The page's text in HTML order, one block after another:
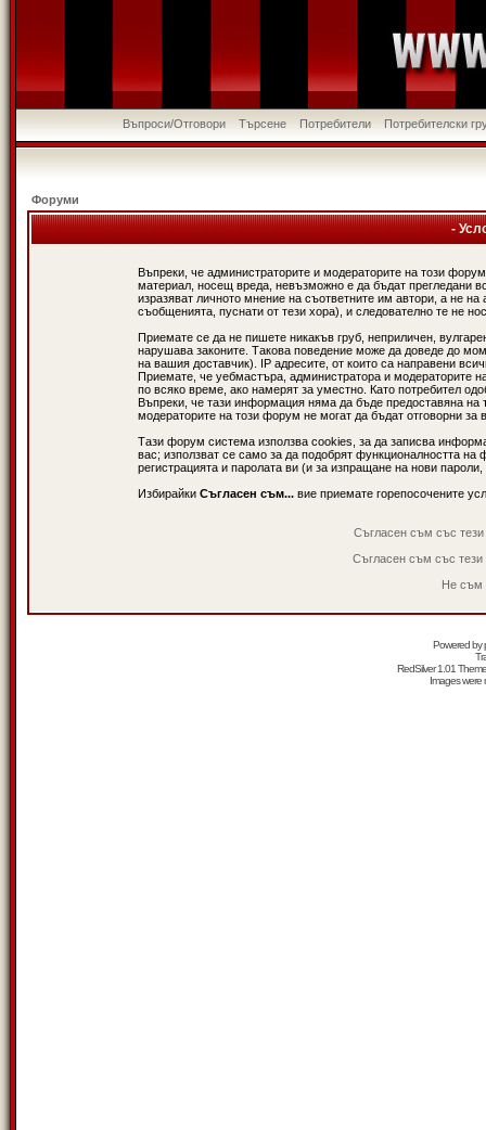
Въпроси/Отговори Търсене Потребители Потребителски
Форуми
-
Въпреки, че администраторите и модераторите на този
материал, носещ вреда, невъзможно е да бъдат прегледани
изразяват личното мнение на съответните им автори, а не
съобщенията, пуснати от тези хора), и следователно те не
Приемате се да не пишете никакъв груб, неприличен,
нарушава законите. Такова поведение може да доведе до
на вашия доставчик). IP адресите, от които са направени
Приемате, че уебмастъра, администратора и модераторите
по всяко време, ако намерят за уместно. Като потребител
Въпреки, че тази информация няма да бъде предоставяна
модераторите на този форум не могат да бъдат отговорни за
Тази форум система използва cookies, за да записва
вас; използват се само за да подобрят функционалността
регистрацията и паролата ви (и за изпращане на нови
Избирайки Съгласен съм... вие приемате горепосочените
Съгласен съм със
Съгласен съм със
Не съм
Powered by
RedSilver 1.01
Images were